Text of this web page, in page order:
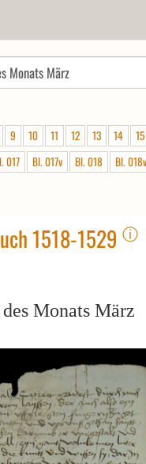
9 10 11 12 13 14
15
017 Bl. 017v Bl. 018
Bl. 018v
1518-1529 ⓘ
Monats März